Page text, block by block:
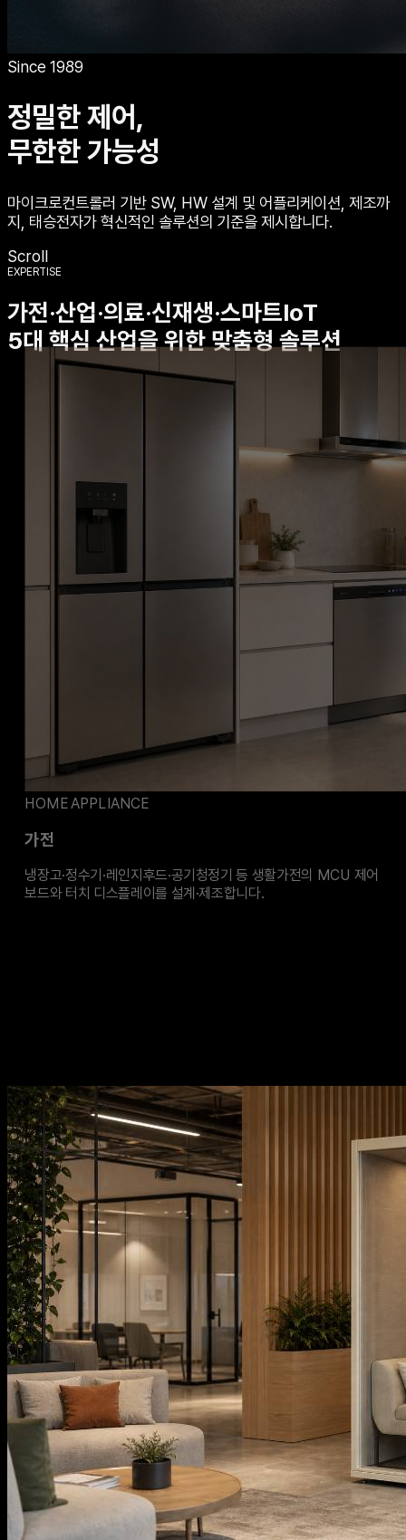
Since 1989
정밀한 제어,
무한한 가능성
마이크로컨트롤러 기반 SW, HW 설계 및 어플리케이션, 제조까
지, 태승전자가 혁신적인 솔루션의 기준을 제시합니다.
Scroll
EXPERTISE
가전·산업·의료·신재생·스마트IoT
5대 핵심 산업을 위한 맞춤형 솔루션
HOME APPLIANCE
가전
냉장고·정수기·레인지후드·공기청정기 등 생활가전의 MCU 제어
보드와 터치 디스플레이를 설계·제조합니다.